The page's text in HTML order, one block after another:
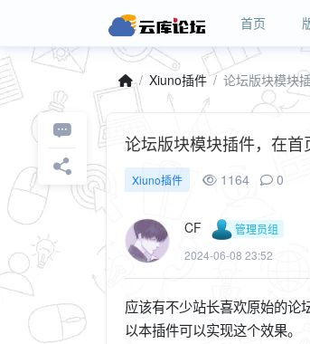
首页
Xiuno插件
论坛版块模块插件，在首
Xiuno插件 1164 0
CF
管理员组
2024-06-08 23:52
应该有不少站长喜欢原始的论
以本插件可以实现这个效果。